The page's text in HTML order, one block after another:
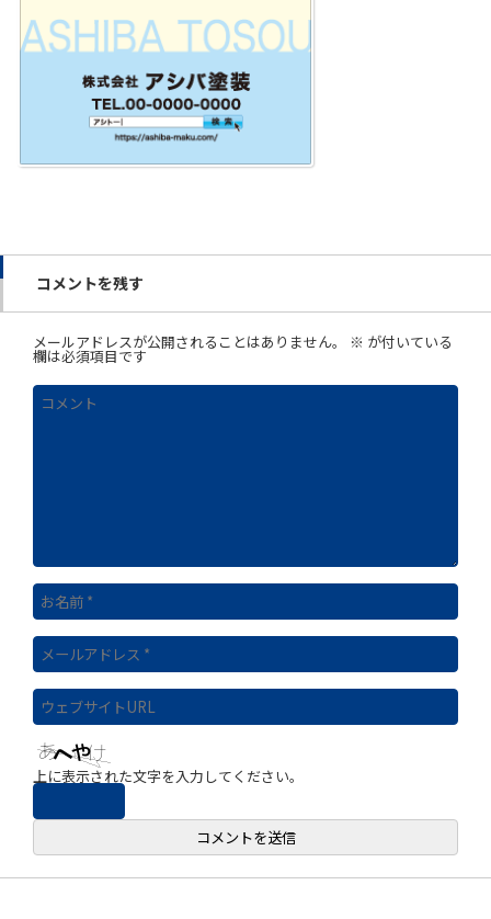
コメントを残す
メールアドレスが公開されることはありません。 ※ が付いている
欄は必須項目です
上に表示された文字を入力してください。